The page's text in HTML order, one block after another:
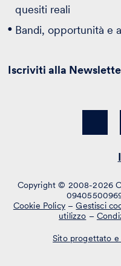
quesiti reali
Bandi, opportunità e
Iscriviti alla
Copyright © 2008-2026
Cookie Policy–Gestisci
utilizzo –
Sito progettato e